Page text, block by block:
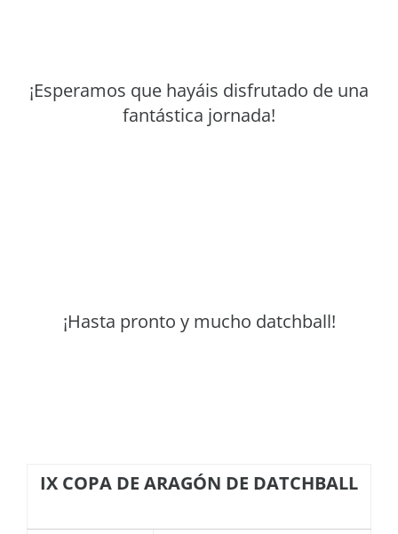
¡Esperamos que hayáis disfrutado de una
fantástica jornada!
¡Hasta pronto y mucho datchball!
IX COPA DE ARAGÓN DE DATCHBALL